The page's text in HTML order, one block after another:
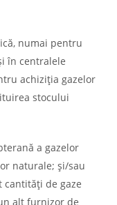
numai pentru
în centralele
achiziţia gazelor
stocului
a gazelor
naturale; şi/sau
cantităţi de gaze
alt furnizor de